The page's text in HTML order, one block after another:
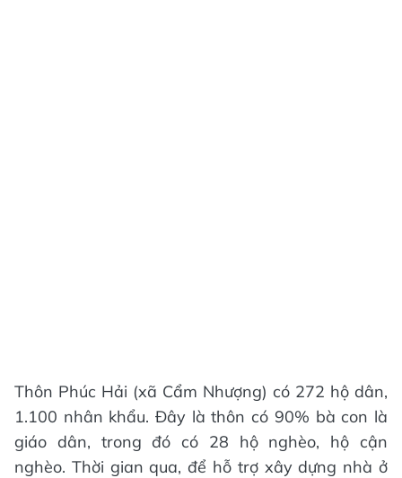
Thôn Phúc Hải (xã Cẩm Nhượng) có 272 hộ dân,
1.100 nhân khẩu. Đây là thôn có 90% bà con là
giáo dân, trong đó có 28 hộ nghèo, hộ cận
nghèo. Thời gian qua, để hỗ trợ xây dựng nhà ở